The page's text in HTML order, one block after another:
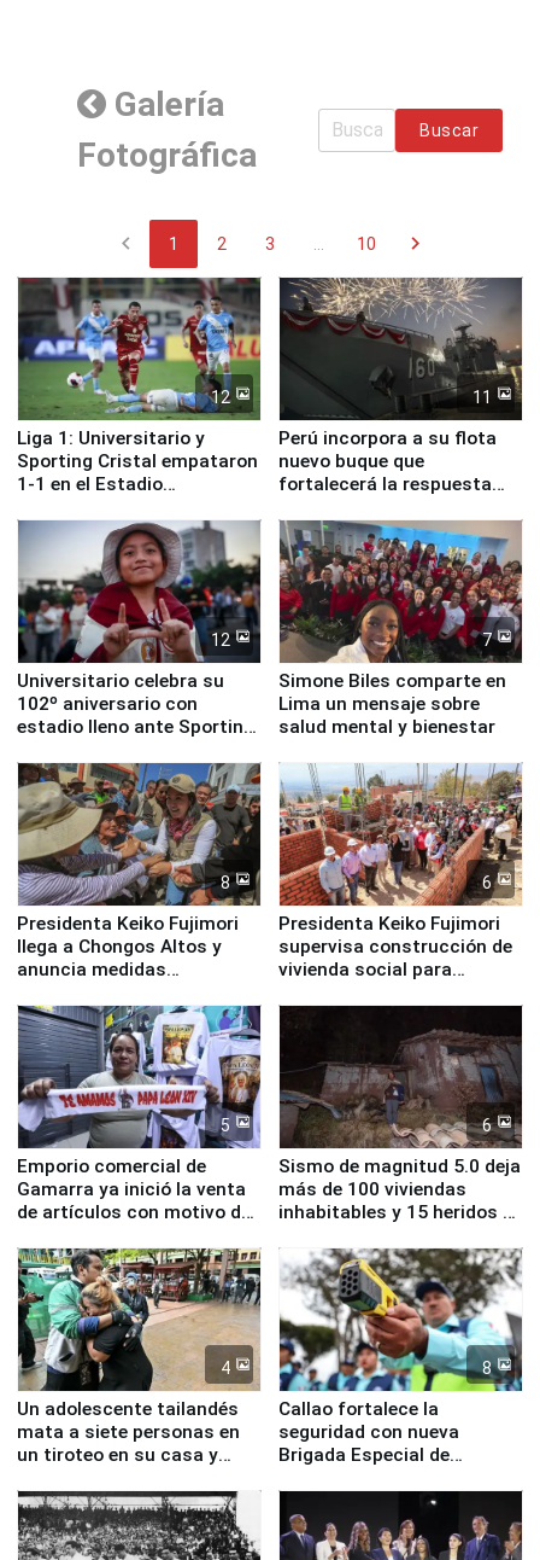
Galería
Fotográfica
Buscar
chevron_left 1 2 3 10 chevron_right
12
Liga 1: Universitario y
Sporting Cristal empataron
1-1 en el Estadio
11
Perú incorpora a su flota
nuevo buque que
fortalecerá la respuesta
12
Universitario celebra su
102º aniversario con
estadio lleno ante Sporting
7
Simone Biles comparte en
Lima un mensaje sobre
salud mental y bienestar
8
Presidenta Keiko Fujimori
llega a Chongos Altos y
anuncia medidas
educación, salud y empleo
6
Presidenta Keiko Fujimori
supervisa construcción de
vivienda social para
5
Emporio comercial de
Gamarra ya inició la venta
de artículos con motivo de
6
Sismo de magnitud 5.0 deja
más de 100 viviendas
inhabitables y 15 heridos en
4
Un adolescente tailandés
mata a siete personas en
un tiroteo en su casa y
8
Callao fortalece la
seguridad con nueva
Brigada Especial de
equipamiento para
Serenazgo